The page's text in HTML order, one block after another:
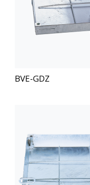
BVE-GDZ